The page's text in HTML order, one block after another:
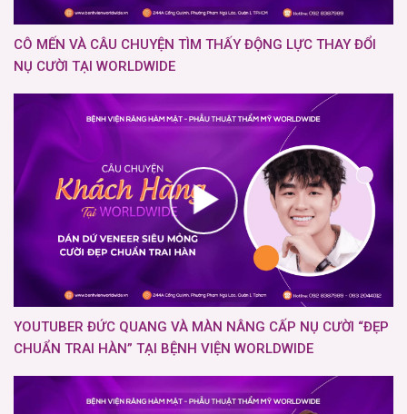
CÔ MẾN VÀ CÂU CHUYỆN TÌM THẤY ĐỘNG LỰC THAY ĐỔI
NỤ CƯỜI TẠI WORLDWIDE
YOUTUBER ĐỨC QUANG VÀ MÀN NÂNG CẤP NỤ CƯỜI “ĐẸP
CHUẨN TRAI HÀN” TẠI BỆNH VIỆN WORLDWIDE